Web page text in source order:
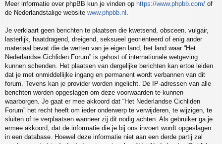
Meer informatie over phpBB kun je vinden op https://www.phpbb.com/ of
de Nederlandstalige website www.phpbb.nl .
Je verklaart geen berichten te plaatsen die kwetsend, obsceen, vulgair,
lasterlijk, haatdragend, dreigend, seksueel georiënteerd of enig ander
materiaal bevat die de wetten van je eigen land, het land waar “Het
Nederlandse Cichliden Forum” is gehost of internationale wetgeving
kunnen schenden. Het plaatsen van dergelijke berichten kan ertoe leiden
dat je met onmiddellijke ingang en permanent wordt verbannen van dit
forum. Tevens kan je provider worden ingelicht. De IP-adressen van alle
berichten worden opgeslagen om deze voorwaarden te kunnen
waarborgen. Je gaat er mee akkoord dat “Het Nederlandse Cichliden
Forum” het recht heeft om ieder onderwerp te verwijderen, te wijzigen, te
sluiten of te verplaatsen wanneer zij dit nodig achten. Als gebruiker ga je
ermee akkoord, dat de informatie die je bij ons invoert wordt opgeslagen
in een database. Hoewel deze informatie niet aan een derde partij zal